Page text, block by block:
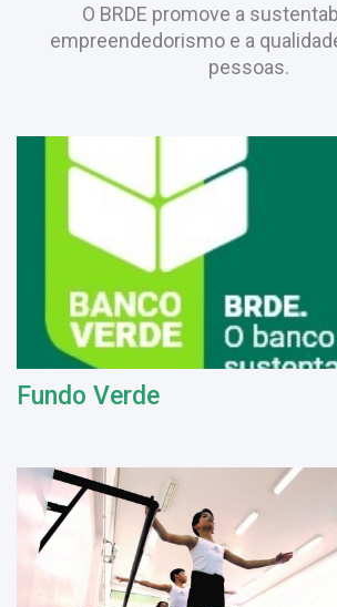
O BRDE promove a
empreendedorismo e a
pessoas.
Fundo Verde